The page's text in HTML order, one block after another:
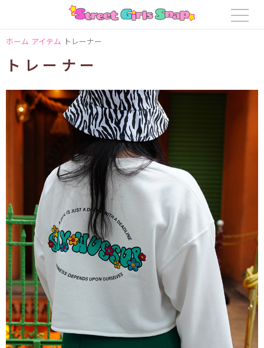
ホーム アイテム トレーナー
トレーナー